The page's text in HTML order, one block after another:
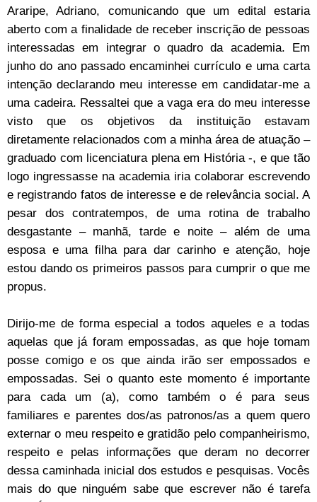
Araripe, Adriano, comunicando que um edital estaria
aberto com a finalidade de receber inscrição de pessoas
interessadas em integrar o quadro da academia. Em
junho do ano passado encaminhei currículo e uma carta
intenção declarando meu interesse em candidatar-me a
uma cadeira. Ressaltei que a vaga era do meu interesse
visto que os objetivos da instituição estavam
diretamente relacionados com a minha área de atuação –
graduado com licenciatura plena em História -, e que tão
logo ingressasse na academia iria colaborar escrevendo
e registrando fatos de interesse e de relevância social. A
pesar dos contratempos, de uma rotina de trabalho
desgastante – manhã, tarde e noite – além de uma
esposa e uma filha para dar carinho e atenção, hoje
estou dando os primeiros passos para cumprir o que me
propus.
Dirijo-me de forma especial a todos aqueles e a todas
aquelas que já foram empossadas, as que hoje tomam
posse comigo e os que ainda irão ser empossados e
empossadas. Sei o quanto este momento é importante
para cada um (a), como também o é para seus
familiares e parentes dos/as patronos/as a quem quero
externar o meu respeito e gratidão pelo companheirismo,
respeito e pelas informações que deram no decorrer
dessa caminhada inicial dos estudos e pesquisas. Vocês
mais do que ninguém sabe que escrever não é tarefa